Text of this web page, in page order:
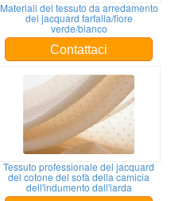
Materiali del tessuto da arredamento
del jacquard farfalla/fiore
verde/bianco
Contattaci
Tessuto professionale del jacquard
del cotone del sofà della camicia
dell'indumento dall'iarda